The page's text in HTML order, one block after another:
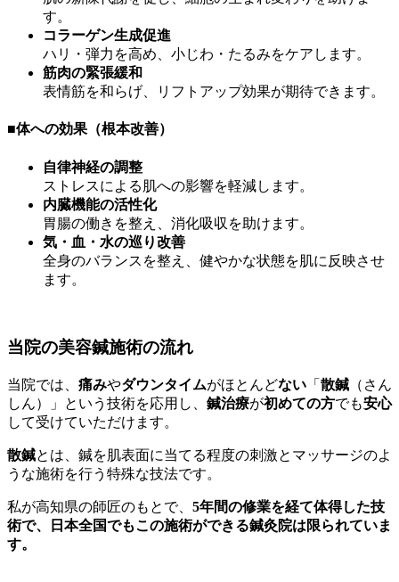
す。
コラーゲン生成促進
ハリ・弾力を高め、小じわ・たるみをケアします。
筋肉の緊張緩和
表情筋を和らげ、リフトアップ効果が期待できます。
■体への効果（根本改善）
自律神経の調整
ストレスによる肌への影響を軽減します。
内臓機能の活性化
胃腸の働きを整え、消化吸収を助けます。
気・血・水の巡り改善
全身のバランスを整え、健やかな状態を肌に反映させ
ます。
当院の美容鍼施術の流れ
当院では、 痛みやダウンタイムがほとんどない 「 散鍼 （さん
しん）」という技術を応用し、 鍼治療が初めての方でも安心
して受けていただけます。
散鍼とは、鍼を肌表面に当てる程度の刺激とマッサージのよ
うな施術を行う特殊な技法です。
私が高知県の師匠のもとで、 5年間の修業を経て体得した技
術で、日本全国でもこの施術ができる鍼灸院は限られていま
す。